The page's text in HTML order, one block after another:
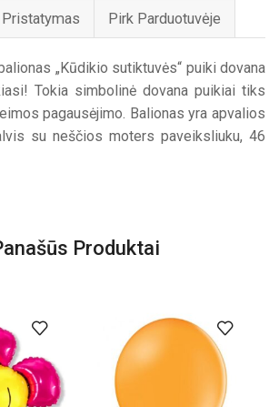
Pristatymas Pirk Parduotuvėje
„Kūdikio sutiktuvės“ puiki dovana
Tokia simbolinė dovana puikiai tiks
pagausėjimo. Balionas yra apvalios
su neščios moters paveiksliuku, 46
Produktai